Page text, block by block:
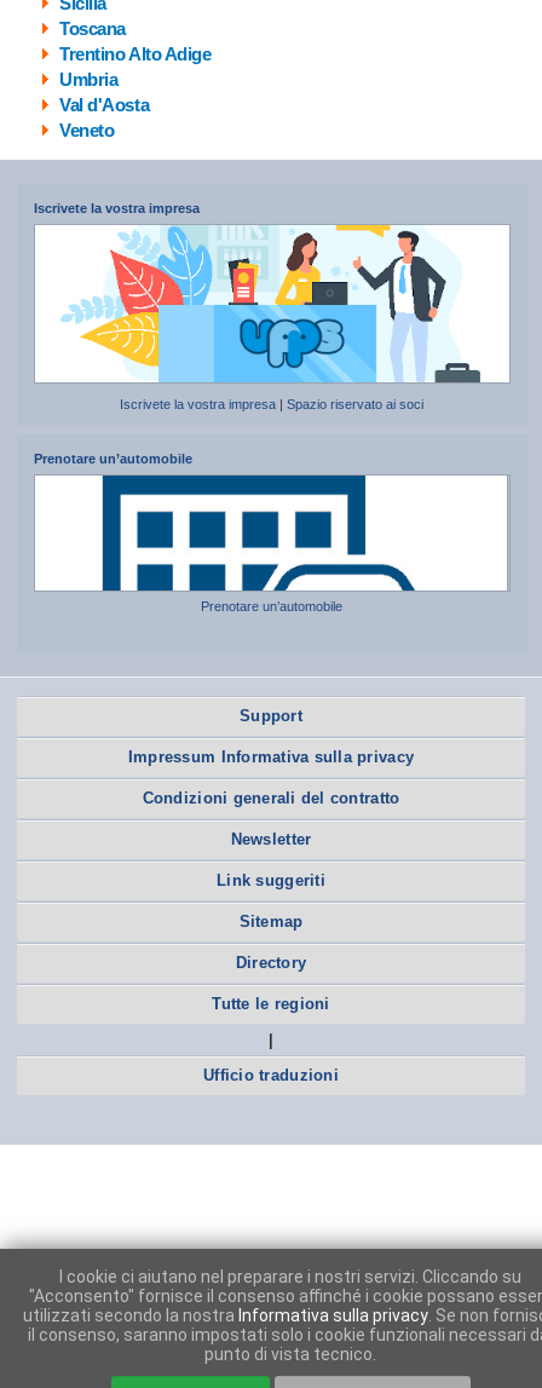
Toscana
Trentino Alto Adige
Umbria
Val d'Aosta
Veneto
Iscrivete la vostra impresa
Iscrivete la vostra impresa |Spazio riservato ai soci
Prenotare un’automobile
Prenotare un’automobile
Support
Impressum Informativa sulla privacy
Condizioni generali del contratto
Newsletter
Link suggeriti
Sitemap
Directory
Tutte le regioni
Ufficio traduzioni
I cookie ci aiutano nel preparare i nostri servizi. Cliccando su
"Acconsento" fornisce il consenso affinché i cookie possano
utilizzati secondo la nostra Informativa sulla privacy . Se non
il consenso, saranno impostati solo i cookie funzionali necessari
punto di vista tecnico.